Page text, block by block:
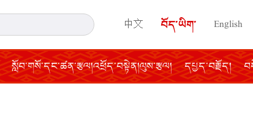
中文 བོད་ཡིག་ English
སློབ་གསོ་དང་ཚན་རྩལ།འཕྲོད་བསྟེན།ལུས་རྩལ། དཔྱད་བརྗོད།